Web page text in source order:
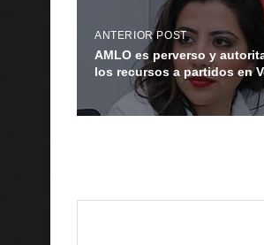
ANTERIOR POST
AMLO es perverso y
los recursos a partidos en